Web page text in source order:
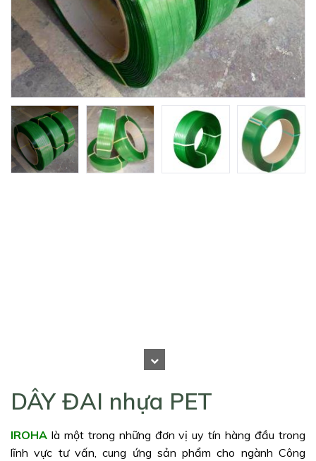
DÂY ĐAI nhựa PET
IROHA là một trong những đơn vị uy tín hàng đầu trong
lĩnh vực tư vấn, cung ứng sản phẩm cho ngành Công